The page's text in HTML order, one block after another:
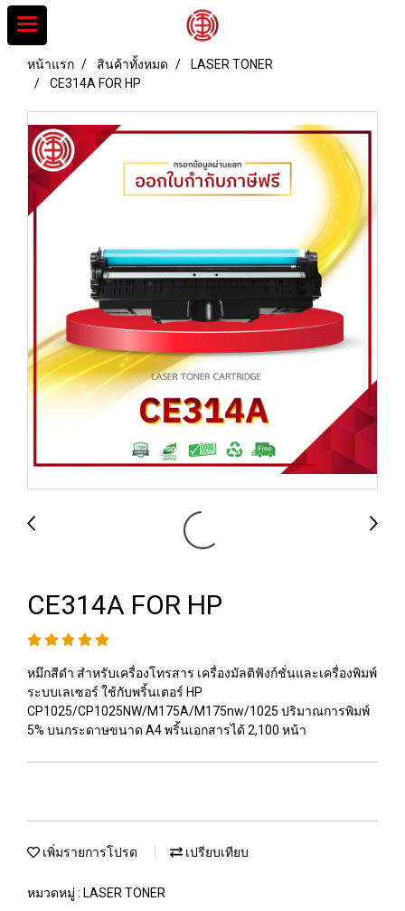
หน้าแรก สินค้าทั้งหมด
LASER TONER
CE314A FOR HP
CE314A FOR HP
หมึกสีดำ สำหรับเครื่องโทรสาร เครื่องมัลติฟังก์ชั่นและเครื่องพิมพ์
ระบบเลเซอร์ ใช้กับพริ้นเตอร์ HP
CP1025/CP1025NW/M175A/M175nw/1025 ปริมาณการพิมพ์
5% บนกระดาษขนาด A4 พริ้นเอกสารได้ 2,100 หน้า
เพิ่มรายการโปรด เปรียบเทียบ
หมวดหมู่ : LASER TONER